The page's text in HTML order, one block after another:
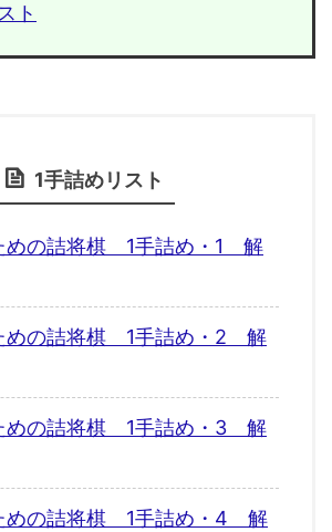
ト
1手詰めリスト
めの詰将棋 1手詰め・1 解
めの詰将棋 1手詰め・2 解
めの詰将棋 1手詰め・3 解
めの詰将棋 1手詰め・4 解